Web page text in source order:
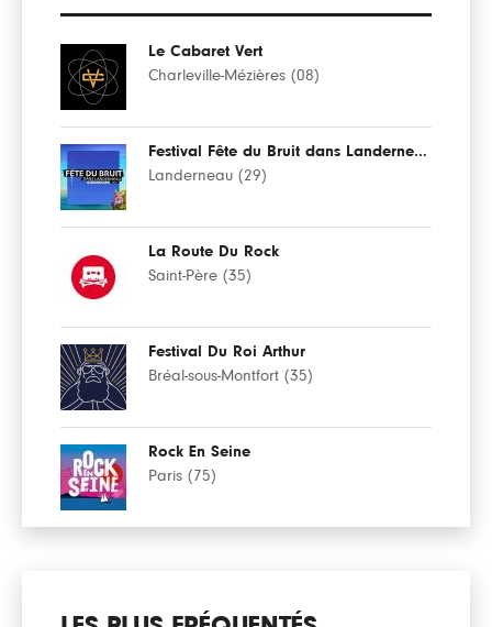
Le Cabaret Vert
Charleville-Mézières (08)
Festival Fête du Bruit dans Landerneau
Landerneau (29)
La Route Du Rock
Saint-Père (35)
Festival Du Roi Arthur
Bréal-sous-Montfort (35)
Rock En Seine
Paris (75)